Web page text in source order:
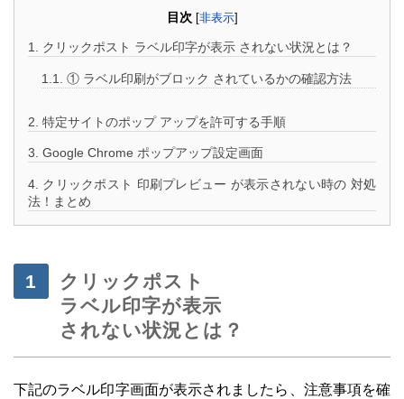
目次 [非表示]
1. クリックポスト ラベル印字が表示 されない状況とは？
1.1. ① ラベル印刷がブロック されているかの確認方法
2. 特定サイトのポップ アップを許可する手順
3. Google Chrome ポップアップ設定画面
4. クリックポスト 印刷プレビュー が表示されない時の 対処
法！まとめ
クリックポスト
ラベル印字が表示
されない状況とは？
下記のラベル印字画面が表示されましたら、注意事項を確